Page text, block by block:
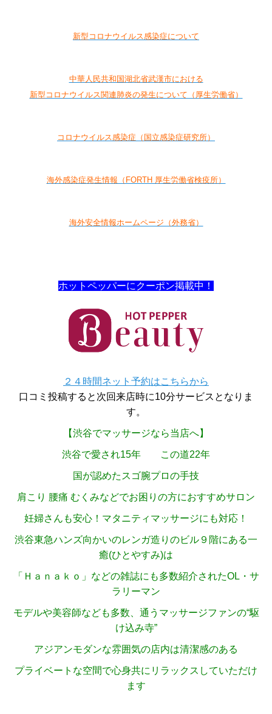
新型コロナウイルス感染症について
中華人民共和国湖北省武漢市における
新型コロナウイルス関連肺炎の発生について（厚生労働省）
コロナウイルス感染症（国立感染症研究所）
海外感染症発生情報（FORTH 厚生労働省検疫所）
海外安全情報ホームページ（外務省）
ホットペッパーにクーポン掲載中！
２４時間ネット予約はこちらから
口コミ投稿すると次回来店時に10分サービスとなりま
す。
【渋谷でマッサージなら当店へ】
渋谷で愛され15年 この道22年
国が認めたスゴ腕プロの手技
肩こり 腰痛 むくみなどでお困りの方におすすめサロン
妊婦さんも安心！マタニティマッサージにも対応！
渋谷東急ハンズ向かいのレンガ造りのビル９階にある一
癒(ひとやすみ)は
「Ｈａｎａｋｏ」などの雑誌にも多数紹介されたOL・サ
ラリーマン
モデルや美容師なども多数、通うマッサージファンの“駆
け込み寺”
アジアンモダンな雰囲気の店内は清潔感のある
プライベートな空間で心身共にリラックスしていただけ
ます